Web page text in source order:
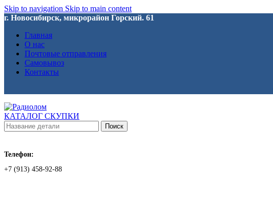
Skip to navigation Skip to main content
г. Новосибирск, микрорайон Горский. 61
Главная
О нас
Почтовые отправления
Самовывоз
Контакты
КАТАЛОГ СКУПКИ
Поиск
Телефон:
+7 (913) 458-92-88